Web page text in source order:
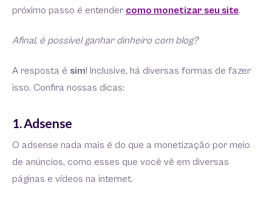
próximo passo é entender como monetizar seu site.
Afinal, é possível ganhar dinheiro com blog?
A resposta é sim! Inclusive, há diversas formas de fazer
isso. Confira nossas dicas:
1. Adsense
O adsense nada mais é do que a monetização por meio
de anúncios, como esses que você vê em diversas
páginas e vídeos na internet.